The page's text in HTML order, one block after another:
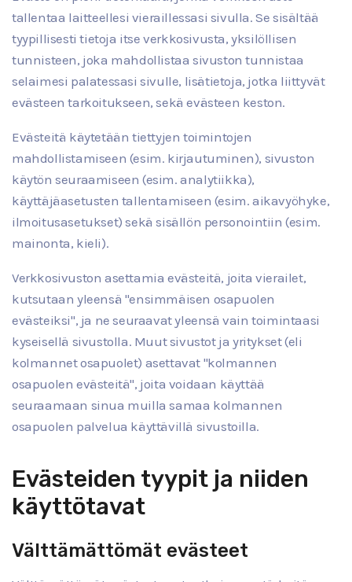
tallentaa laitteellesi vieraillessasi sivulla. Se sisältää
tyypillisesti tietoja itse verkkosivusta, yksilöllisen
tunnisteen, joka mahdollistaa sivuston tunnistaa
selaimesi palatessasi sivulle, lisätietoja, jotka liittyvät
evästeen tarkoitukseen, sekä evästeen keston.
Evästeitä käytetään tiettyjen toimintojen
mahdollistamiseen (esim. kirjautuminen), sivuston
käytön seuraamiseen (esim. analytiikka),
käyttäjäasetusten tallentamiseen (esim. aikavyöhyke,
ilmoitusasetukset) sekä sisällön personointiin (esim.
mainonta, kieli).
Verkkosivuston asettamia evästeitä, joita vierailet,
kutsutaan yleensä "ensimmäisen osapuolen
evästeiksi", ja ne seuraavat yleensä vain toimintaasi
kyseisellä sivustolla. Muut sivustot ja yritykset (eli
kolmannet osapuolet) asettavat "kolmannen
osapuolen evästeitä", joita voidaan käyttää
seuraamaan sinua muilla samaa kolmannen
osapuolen palvelua käyttävillä sivustoilla.
Evästeiden tyypit ja niiden
käyttötavat
Välttämättömät evästeet